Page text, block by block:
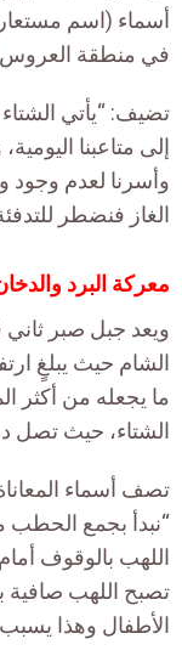
أسماء (اسم
في منطقة العروس
تضيف: “يأتي
إلى متاعبنا
وأسرنا لعدم وجود
الغاز فنضطر
معركة البرد
ويعد جبل صبر ثاني
ما يجعله من أكثر
الشتاء، حيث تصل
تصف أسماء المعاناة
“نبدأ بجمع الحطب
اللهب بالوقوف
تصبح اللهب صافية
الأطفال وهذا يسبب